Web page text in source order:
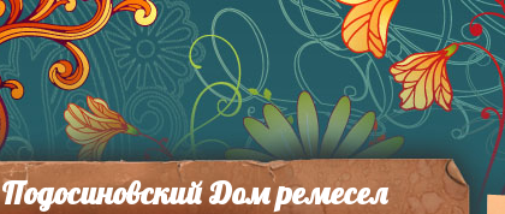
Подосиновский Дом ремесел